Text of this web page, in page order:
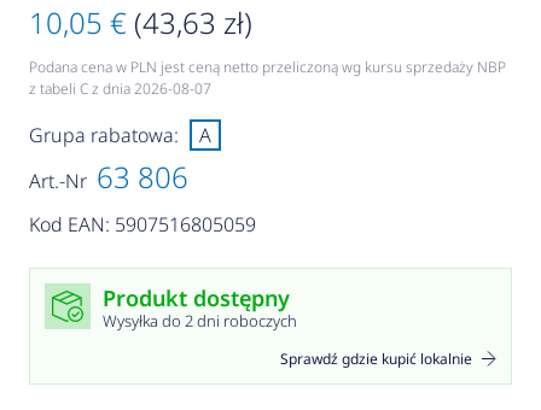
10,05 € (43,63 zł)
Podana cena w PLN jest ceną netto przeliczoną wg kursu sprzedaży NBP
z tabeli C z dnia 2026-08-07
Art.-Nr 63 806
Kod EAN: 5907516805059
Grupa rabatowa: A
Produkt dostępny
Wysyłka do 2 dni roboczych
Sprawdź gdzie kupić lokalnie